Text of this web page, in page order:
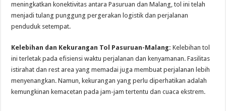
meningkatkan konektivitas antara Pasuruan dan Malang, tol ini telah
menjadi tulang punggung pergerakan logistik dan perjalanan
penduduk setempat.
Kelebihan dan Kekurangan Tol Pasuruan-Malang: Kelebihan tol
ini terletak pada efisiensi waktu perjalanan dan kenyamanan. Fasilitas
istirahat dan rest area yang memadai juga membuat perjalanan lebih
menyenangkan. Namun, kekurangan yang perlu diperhatikan adalah
kemungkinan kemacetan pada jam-jam tertentu dan cuaca ekstrem.